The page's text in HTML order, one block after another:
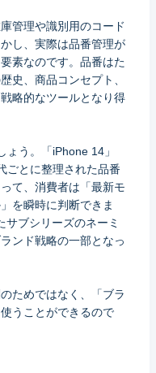
管理や識別用のコード
し、実際は品番管理が
素なのです。品番はた
史、商品コンセプト、
略的なツールとなり得
う。「iPhone 14」
ごとに整理された品番
て、消費者は「最新モ
を瞬時に判断できま
ブシリーズのネーミ
ンド戦略の一部となっ
ためではなく、「ブラ
うことができるので